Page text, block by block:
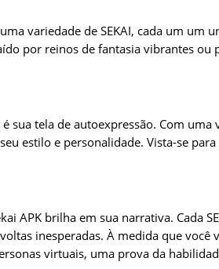
variedade de SEKAI, cada um
por reinos de fantasia vibrantes ou
sua tela de autoexpressão. Com uma
estilo e personalidade. Vista-se
APK brilha em sua narrativa. Cada
inesperadas. À medida que você
virtuais, uma prova da